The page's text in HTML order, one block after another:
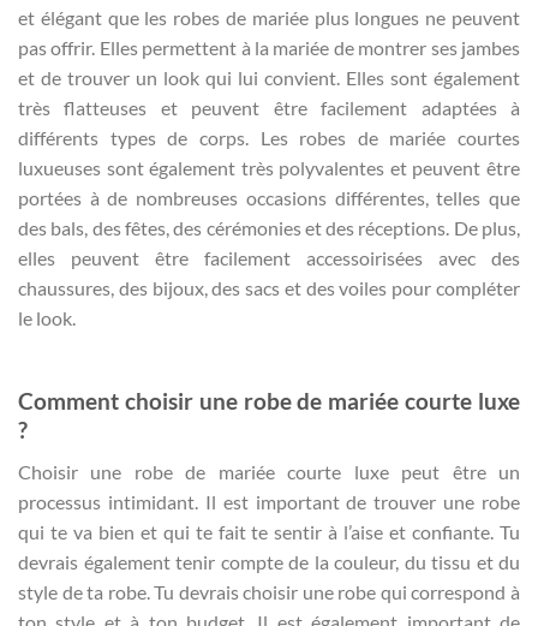
et élégant que les robes de mariée plus longues ne peuvent
pas offrir. Elles permettent à la mariée de montrer ses jambes
et de trouver un look qui lui convient. Elles sont également
très flatteuses et peuvent être facilement adaptées à
différents types de corps. Les robes de mariée courtes
luxueuses sont également très polyvalentes et peuvent être
portées à de nombreuses occasions différentes, telles que
des bals, des fêtes, des cérémonies et des réceptions. De plus,
elles peuvent être facilement accessoirisées avec des
chaussures, des bijoux, des sacs et des voiles pour compléter
le look.
Comment choisir une robe de mariée courte luxe
?
Choisir une robe de mariée courte luxe peut être un
processus intimidant. Il est important de trouver une robe
qui te va bien et qui te fait te sentir à l’aise et confiante. Tu
devrais également tenir compte de la couleur, du tissu et du
style de ta robe. Tu devrais choisir une robe qui correspond à